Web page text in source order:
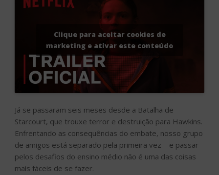
Clique para aceitar cookies de
marketing e ativar este conteúdo
Já se passaram seis meses desde a Batalha de
Starcourt, que trouxe terror e destruição para Hawkins.
Enfrentando as consequências do embate, nosso grupo
de amigos está separado pela primeira vez – e passar
pelos desafios do ensino médio não é uma das coisas
mais fáceis de se fazer.